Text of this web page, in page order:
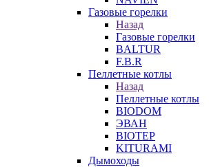
Газовые горелки
Назад
Газовые горелки
BALTUR
F.B.R
Пеллетные котлы
Назад
Пеллетные котлы
BIODOM
ЭВАН
BIOTEP
KITURAMI
Дымоходы